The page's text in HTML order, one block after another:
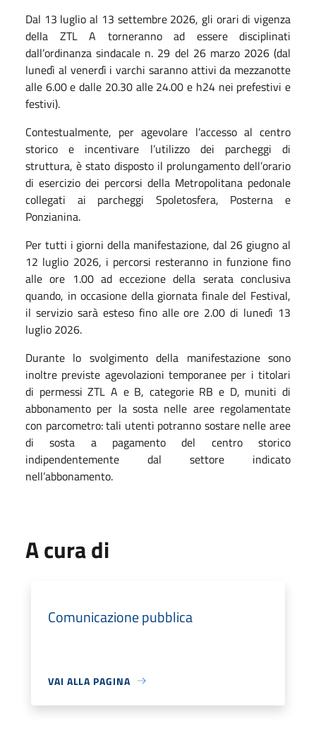
Dal 13 luglio al 13 settembre 2026, gli orari di vigenza
della ZTL A torneranno ad essere disciplinati
dall’ordinanza sindacale n. 29 del 26 marzo 2026 (dal
lunedì al venerdì i varchi saranno attivi da mezzanotte
alle 6.00 e dalle 20.30 alle 24.00 e h24 nei prefestivi e
festivi).
Contestualmente, per agevolare l’accesso al centro
storico e incentivare l’utilizzo dei parcheggi di
struttura, è stato disposto il prolungamento dell’orario
di esercizio dei percorsi della Metropolitana pedonale
collegati ai parcheggi Spoletosfera, Posterna e
Ponzianina.
Per tutti i giorni della manifestazione, dal 26 giugno al
12 luglio 2026, i percorsi resteranno in funzione fino
alle ore 1.00 ad eccezione della serata conclusiva
quando, in occasione della giornata finale del Festival,
il servizio sarà esteso fino alle ore 2.00 di lunedì 13
luglio 2026.
Durante lo svolgimento della manifestazione sono
inoltre previste agevolazioni temporanee per i titolari
di permessi ZTL A e B, categorie RB e D, muniti di
abbonamento per la sosta nelle aree regolamentate
con parcometro: tali utenti potranno sostare nelle aree
di sosta a pagamento del centro storico
indipendentemente dal settore indicato
nell’abbonamento.
A cura di
Comunicazione pubblica
VAI ALLA PAGINA